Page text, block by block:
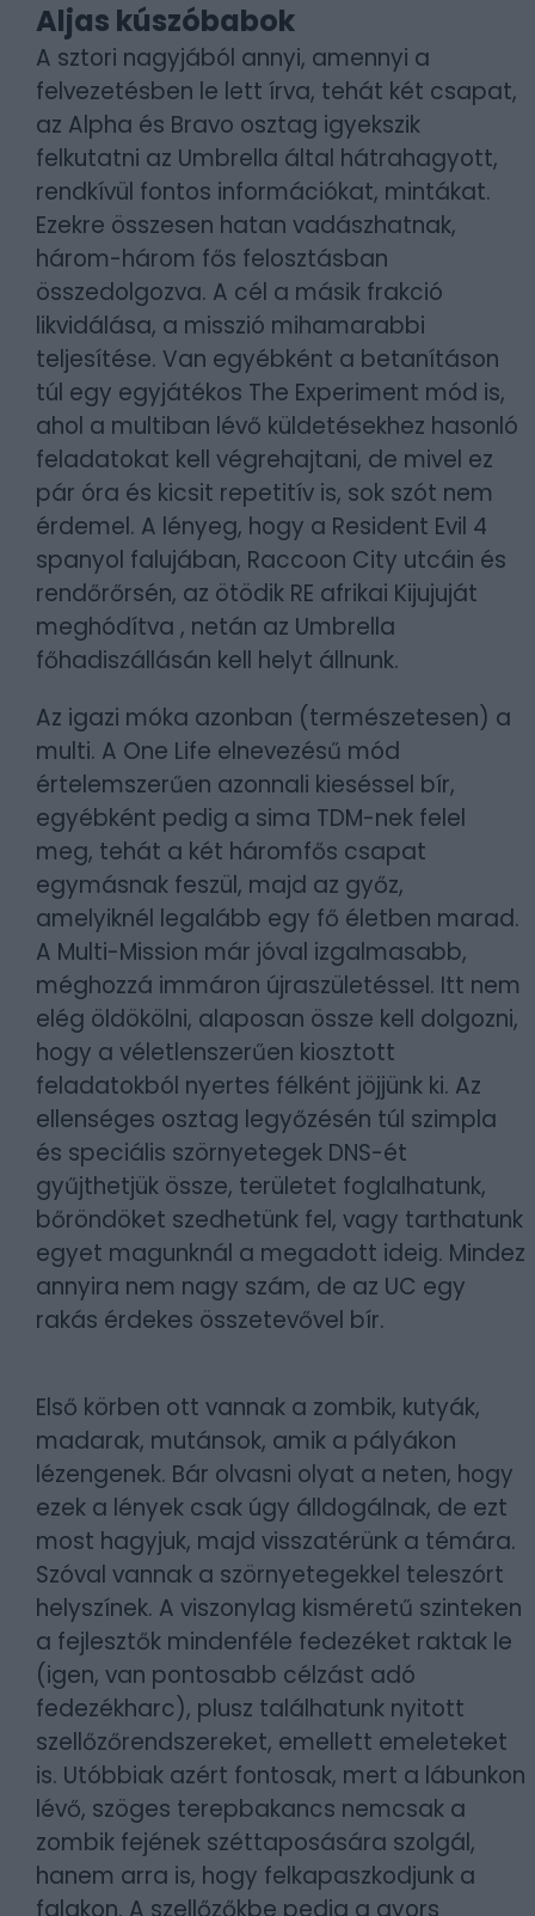
Aljas kúszóbabok
A sztori nagyjából annyi, amennyi a
felvezetésben le lett írva, tehát két csapat,
az Alpha és Bravo osztag igyekszik
felkutatni az Umbrella által hátrahagyott,
rendkívül fontos információkat, mintákat.
Ezekre összesen hatan vadászhatnak,
három-három fős felosztásban
összedolgozva. A cél a másik frakció
likvidálása, a misszió mihamarabbi
teljesítése. Van egyébként a betanításon
túl egy egyjátékos The Experiment mód is,
ahol a multiban lévő küldetésekhez hasonló
feladatokat kell végrehajtani, de mivel ez
pár óra és kicsit repetitív is, sok szót nem
érdemel. A lényeg, hogy a Resident Evil 4
spanyol falujában, Raccoon City utcáin és
rendőrőrsén, az ötödik RE afrikai Kijujuját
meghódítva , netán az Umbrella
főhadiszállásán kell helyt állnunk.
Az igazi móka azonban (természetesen) a
multi. A One Life elnevezésű mód
értelemszerűen azonnali kieséssel bír,
egyébként pedig a sima TDM-nek felel
meg, tehát a két háromfős csapat
egymásnak feszül, majd az győz,
amelyiknél legalább egy fő életben marad.
A Multi-Mission már jóval izgalmasabb,
méghozzá immáron újraszületéssel. Itt nem
elég öldökölni, alaposan össze kell dolgozni,
hogy a véletlenszerűen kiosztott
feladatokból nyertes félként jöjjünk ki. Az
ellenséges osztag legyőzésén túl szimpla
és speciális szörnyetegek DNS-ét
gyűjthetjük össze, területet foglalhatunk,
bőröndöket szedhetünk fel, vagy tarthatunk
egyet magunknál a megadott ideig. Mindez
annyira nem nagy szám, de az UC egy
rakás érdekes összetevővel bír.
Első körben ott vannak a zombik, kutyák,
madarak, mutánsok, amik a pályákon
lézengenek. Bár olvasni olyat a neten, hogy
ezek a lények csak úgy álldogálnak, de ezt
most hagyjuk, majd visszatérünk a témára.
Szóval vannak a szörnyetegekkel teleszórt
helyszínek. A viszonylag kisméretű szinteken
a fejlesztők mindenféle fedezéket raktak le
(igen, van pontosabb célzást adó
fedezékharc), plusz találhatunk nyitott
szellőzőrendszereket, emellett emeleteket
is. Utóbbiak azért fontosak, mert a lábunkon
lévő, szöges terepbakancs nemcsak a
zombik fejének széttaposására szolgál,
hanem arra is, hogy felkapaszkodjunk a